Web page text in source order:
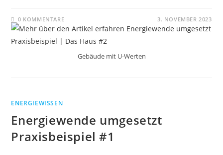
0 KOMMENTARE 3. NOVEMBER 2023
Gebäude mit U-Werten
ENERGIEWISSEN
Energiewende umgesetzt
Praxisbeispiel #1